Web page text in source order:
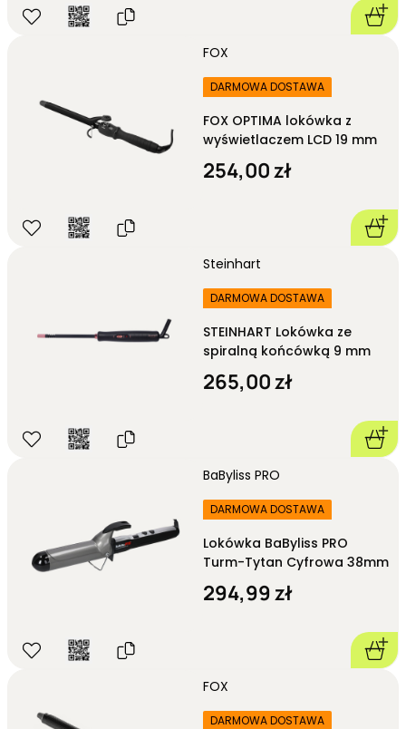
FOX
DARMOWA DOSTAWA
FOX OPTIMA lokówka z
wyświetlaczem LCD 19 mm
254,00 zł
Steinhart
DARMOWA DOSTAWA
STEINHART Lokówka ze
spiralną końcówką 9 mm
265,00 zł
BaByliss PRO
DARMOWA DOSTAWA
Lokówka BaByliss PRO
Turm-Tytan Cyfrowa 38mm
294,99 zł
FOX
DARMOWA DOSTAWA